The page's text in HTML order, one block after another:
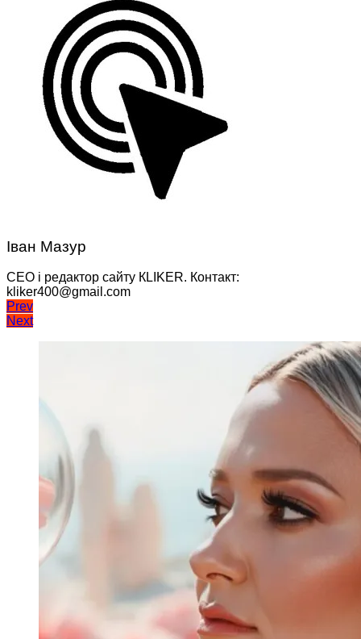
Іван Мазур
CEO і редактор сайту КLIKER. Контакт:
kliker400@gmail.com
Навігація
записів
Prev
Next